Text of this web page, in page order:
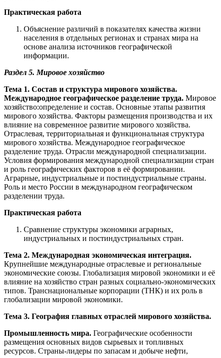
Практическая работа
Объяснение различий в показателях качества жизни
населения в отдельных регионах и странах мира на
основе анализа источников географической
информации.
Раздел 5. Мировое хозяйство
Тема 1. Состав и структура мирового хозяйства.
Международное географическое разделение труда. Мировое
хозяйство:определение и состав. Основные этапы развития
мирового хозяйства. Факторы размещения производства и их
влияние на современное развитие мирового хозяйства.
Отраслевая, территориальная и функциональная структура
мирового хозяйства. Международное географическое
разделение труда. Отрасли международной специализации.
Условия формирования международной специализации стран
и роль географических факторов в её формировании.
Аграрные, индустриальные и постиндустриальные страны.
Роль и место России в международном географическом
разделении труда.
Практическая работа
Сравнение структуры экономики аграрных,
индустриальных и постиндустриальных стран.
Тема 2. Международная экономическая интеграция.
Крупнейшие международные отраслевые и региональные
экономические союзы. Глобализация мировой экономики и её
влияние на хозяйство стран разных социально-экономических
типов. Транснациональные корпорации (ТНК) и их роль в
глобализации мировой экономики.
Тема 3. География главных отраслей мирового хозяйства.
Промышленность мира. Географические особенности
размещения основных видов сырьевых и топливных
ресурсов. Страны-лидеры по запасам и добыче нефти,